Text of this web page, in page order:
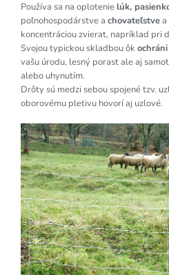
Používa sa na oplotenielúk,
poľnohospodárstve a chovateľstvea
koncentráciou zvierat, napríklad pri
Svojou typickou skladbou ôk ochráni
vašu úrodu, lesný porast ale aj
alebo uhynutím.
Drôty sú medzi sebou spojené tzv.
oborovému pletivu hovorí aj uzlové.